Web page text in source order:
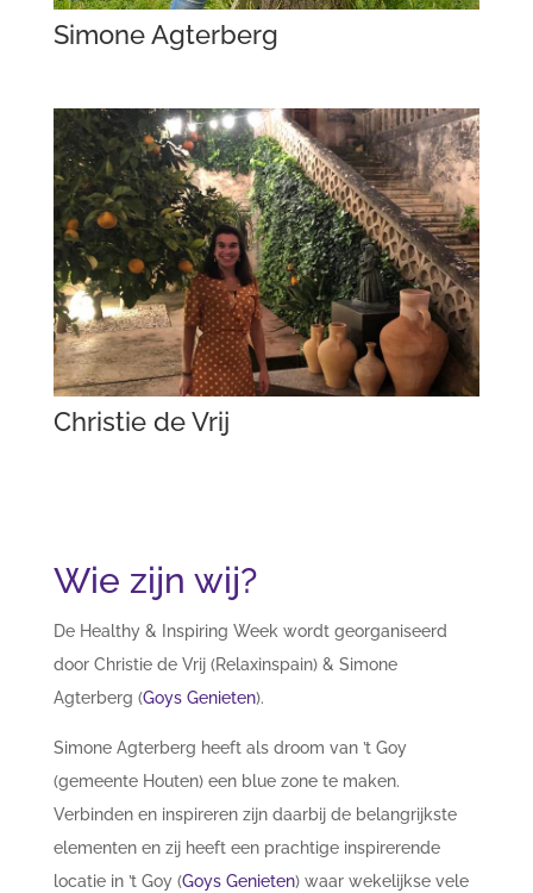
Simone Agterberg
Christie de Vrij
Wie zijn wij?
De Healthy & Inspiring Week wordt georganiseerd
door Christie de Vrij (Relaxinspain) & Simone
Agterberg (Goys Genieten).
Simone Agterberg heeft als droom van ’t Goy
(gemeente Houten) een blue zone te maken.
Verbinden en inspireren zijn daarbij de belangrijkste
elementen en zij heeft een prachtige inspirerende
locatie in ’t Goy (Goys Genieten) waar wekelijkse vele